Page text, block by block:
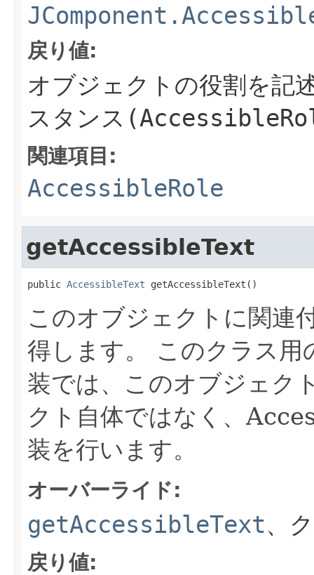
戻り値:
オブジェクトの役割を
スタンス
関連項目:
AccessibleRole
getAccessibleText
public AccessibleText getAccessibleText()
このオブジェクトに関
得します。
このクラス
装では、このオブジェク
クト自体ではなく、
装を行います。
オーバーライド:
getAccessibleText、
戻り値: